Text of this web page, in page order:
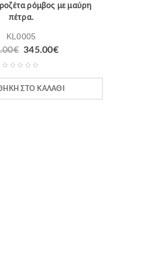
ρόμβος με μαύρη
πέτρα.
KL0005
€ 345.00€
ΣΤΟ ΚΑΛΆΘΙ